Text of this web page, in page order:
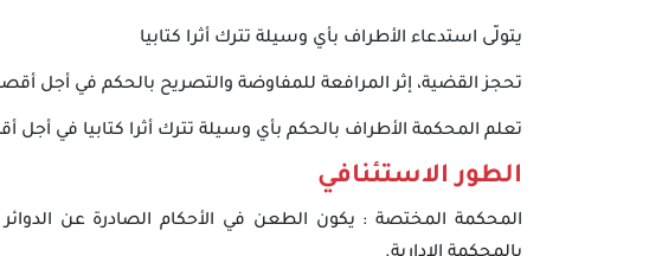
يتولّى استدعاء الأطراف بأي وسيلة تترك أثرا كتابيا
تحجز القضية، إثر المرافعة للمفاوضة والتصريح بالحكم في أجل أقصاه 5 أيام من تاريخ جلسة المرافعة. وتأذن المحكمة بالتنفيذ على
تعلم المحكمة الأطراف بالحكم بأي وسيلة تترك أثرا كتابيا في أجل أقصاه 3 أيام من تاريخ
الطور الاستئنافي
المحكمة المختصة : يكون الطعن في الأحكام الصادرة عن الدوائر